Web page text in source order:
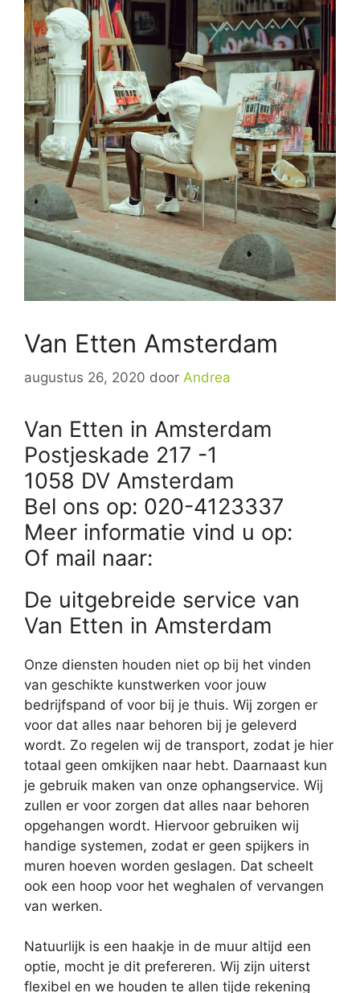
Van Etten Amsterdam
augustus 26, 2020 door Andrea
Van Etten in Amsterdam
Postjeskade 217 -1
1058 DV Amsterdam
Bel ons op: 020-4123337
Meer informatie vind u op:
Of mail naar:
De uitgebreide service van
Van Etten in Amsterdam
Onze diensten houden niet op bij het vinden
van geschikte kunstwerken voor jouw
bedrijfspand of voor bij je thuis. Wij zorgen er
voor dat alles naar behoren bij je geleverd
wordt. Zo regelen wij de transport, zodat je hier
totaal geen omkijken naar hebt. Daarnaast kun
je gebruik maken van onze ophangservice. Wij
zullen er voor zorgen dat alles naar behoren
opgehangen wordt. Hiervoor gebruiken wij
handige systemen, zodat er geen spijkers in
muren hoeven worden geslagen. Dat scheelt
ook een hoop voor het weghalen of vervangen
van werken.
Natuurlijk is een haakje in de muur altijd een
optie, mocht je dit prefereren. Wij zijn uiterst
flexibel en we houden te allen tijde rekening